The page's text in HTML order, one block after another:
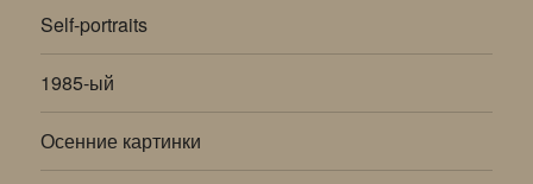
Self-portraits
1985-ый
Осенние картинки